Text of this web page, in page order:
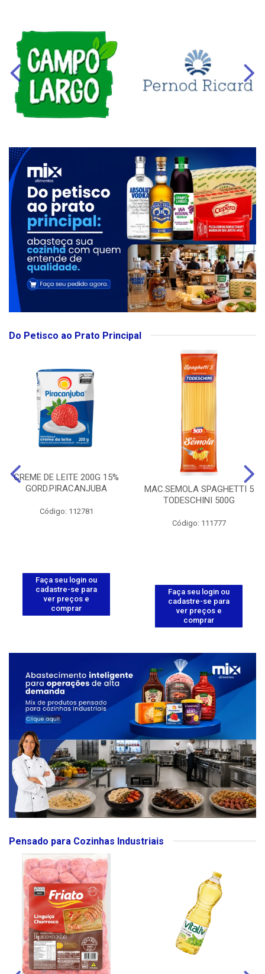
Do Petisco ao Prato Principal
CREME DE LEITE 200G 15%
GORD.PIRACANJUBA
Código: 112781
Faça seu login ou
cadastre-se para
ver preços e
comprar
MAC.SEMOLA SPAGHETTI 5
TODESCHINI 500G
Código: 111777
Faça seu login ou
cadastre-se para
ver preços e
comprar
Pensado para Cozinhas Industriais